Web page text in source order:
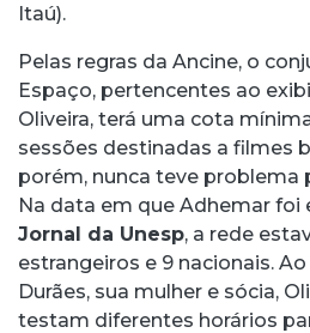
Itaú).
Pelas regras da Ancine, o
Espaço, pertencentes ao
Oliveira, terá uma cota
sessões destinadas a filmes
porém, nunca teve problema
Na data em que Adhemar foi
Jornal da Unesp, a rede
estrangeiros e 9 nacionais.
Durães, sua mulher e sócia,
testam diferentes horários